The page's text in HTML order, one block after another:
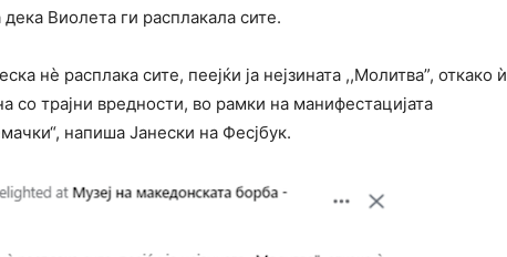
Виолета ги расплакала сите.
нè расплака сите, пеејќи ја нејзината ,,Молитва”, откако ѝ
со трајни вредности, во рамки на манифестацијата
напиша Јанески на Фесјбук.